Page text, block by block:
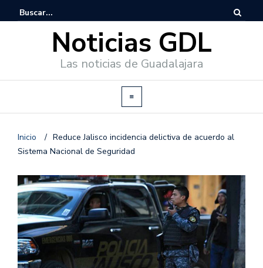
Noticias GDL
Las noticias de Guadalajara
Inicio / Reduce Jalisco incidencia delictiva de acuerdo al
Sistema Nacional de Seguridad